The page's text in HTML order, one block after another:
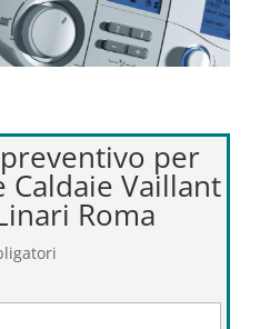
per
Caldaie Vaillant
Roma